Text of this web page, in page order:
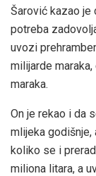
Šarović kazao je
potreba
uvozi
milijarde
maraka.
On je rekao i da
mlijeka
koliko se i
miliona litara, a